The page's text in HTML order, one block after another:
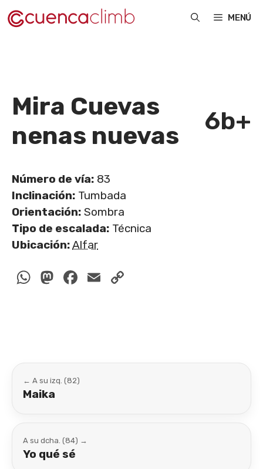
Saltar
al
MENÚ
Mira Cuevas
nenas nuevas
6b+
Número de vía: 83
Inclinación: Tumbada
Orientación: Sombra
Tipo de escalada: Técnica
Ubicación:Alfar
WhatsApp
Mastodon
Facebook
Email
← A su izq. (82)
Maika
A su dcha. (84) →
Yo qué sé